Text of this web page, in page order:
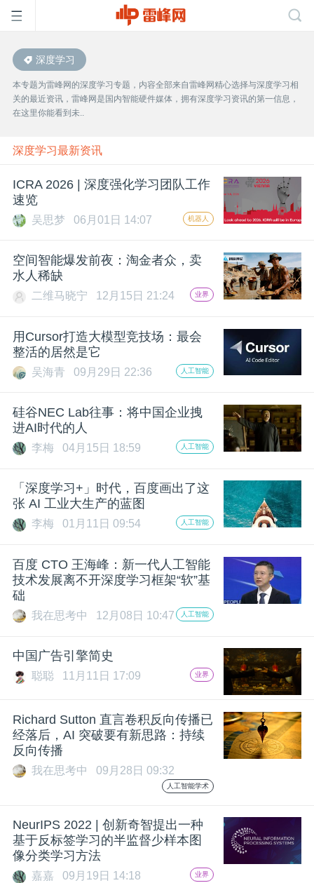
首
页
雷
峰
公
课
动
中
心
GAIR
专
题
搞
机
深度学习
本专题为雷峰网的深度学习专题，内容全部来自雷峰网精心选择与深度学习相
关的最近资讯，雷峰网是国内智能硬件媒体，拥有深度学习资讯的第一信息，
在这里你能看到未..
深度学习最新资讯
ICRA 2026 | 深度强化学习团队工作
速览
吴思梦 06月01日 14:07 机器人
空间智能爆发前夜：淘金者众，卖
水人稀缺
二维马晓宁 12月15日 21:24 业界
用Cursor打造大模型竞技场：最会
整活的居然是它
吴海青 09月29日 22:36 人工智能
硅谷NEC Lab往事：将中国企业拽
进AI时代的人
李梅 04月15日 18:59 人工智能
「深度学习+」时代，百度画出了这
张 AI 工业大生产的蓝图
李梅 01月11日 09:54 人工智能
百度 CTO 王海峰：新一代人工智能
技术发展离不开深度学习框架“软”基
础
我在思考中 12月08日 10:47 人工智能
中国广告引擎简史
聪聪 11月11日 17:09 业界
Richard Sutton 直言卷积反向传播已
经落后，AI 突破要有新思路：持续
反向传播
我在思考中 09月28日 09:32
人工智能学术
NeurIPS 2022 | 创新奇智提出一种
基于反标签学习的半监督少样本图
像分类学习方法
嘉嘉 09月19日 14:18 业界